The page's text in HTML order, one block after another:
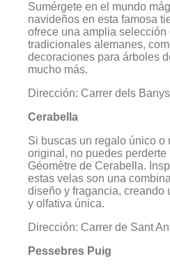
Sumérgete en el mundo
navideños en esta famosa
ofrece una amplia selección
tradicionales alemanes,
decoraciones para árboles
mucho más.
Dirección: Carrer dels
Cerabella
Si buscas un regalo único o
original, no puedes
Géomètre de Cerabella.
estas velas son una
diseño y fragancia, creando
y olfativa única.
Dirección: Carrer de Sant
Pessebres Puig